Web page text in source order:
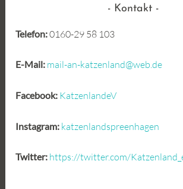
Kontakt
Telefon:0160-29 58 103
E-Mail: mail-an-katzenland@web.de
Facebook: KatzenlandeV
Instagram: katzenlandspreenhagen
Twitter: https://twitter.com/